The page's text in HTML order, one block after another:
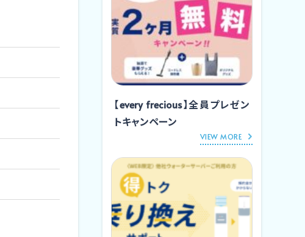
【every frecious】全員プレゼン
トキャンペーン
VIEW MORE